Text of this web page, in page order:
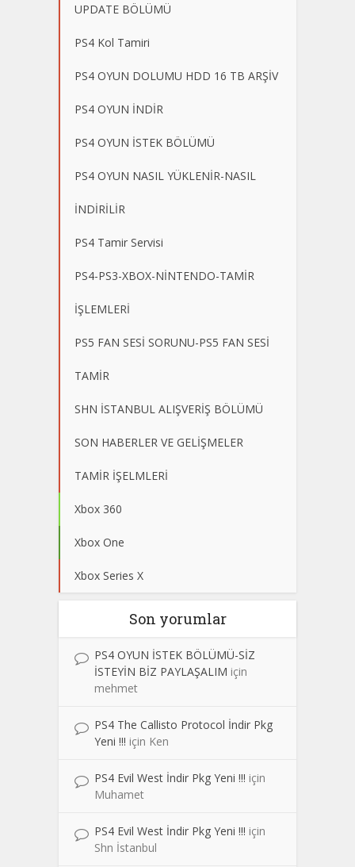
UPDATE BÖLÜMÜ
PS4 Kol Tamiri
PS4 OYUN DOLUMU HDD 16 TB ARŞİV
PS4 OYUN İNDİR
PS4 OYUN İSTEK BÖLÜMÜ
PS4 OYUN NASIL YÜKLENİR-NASIL
İNDİRİLİR
PS4 Tamir Servisi
PS4-PS3-XBOX-NİNTENDO-TAMİR
İŞLEMLERİ
PS5 FAN SESİ SORUNU-PS5 FAN SESİ
TAMİR
SHN İSTANBUL ALIŞVERİŞ BÖLÜMÜ
SON HABERLER VE GELİŞMELER
TAMİR İŞELMLERİ
Xbox 360
Xbox One
Xbox Series X
Son yorumlar
PS4 OYUN İSTEK BÖLÜMÜ-SİZ
İSTEYİN BİZ PAYLAŞALIM için
mehmet
PS4 The Callisto Protocol İndir Pkg
Yeni !!! için Ken
PS4 Evil West İndir Pkg Yeni !!! için
Muhamet
PS4 Evil West İndir Pkg Yeni !!! için
Shn İstanbul